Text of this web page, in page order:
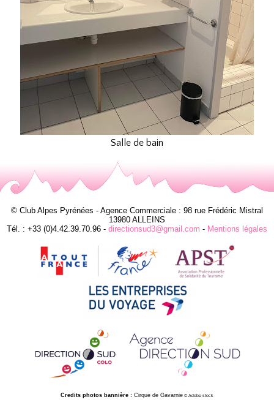
Salle de bain
© Club Alpes Pyrénées - Agence Commerciale : 98 rue Frédéric Mistral
13980 ALLEINS
Tél. : +33 (0)4.42.39.70.96 - directionsud3@gmail.com - Mentions légales
Credits photos bannière : Cirque de Gavarnie© Adobe stock